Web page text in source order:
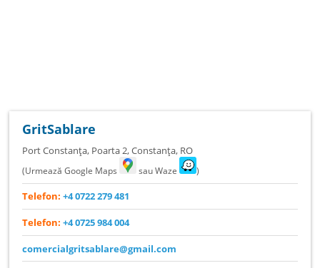
GritSablare
Port Constanța, Poarta 2,Constanța, RO
(Urmează Google Maps sau Waze )
Telefon: +4 0722 279 481
Telefon: +4 0725 984 004
comercialgritsablare@gmail.com